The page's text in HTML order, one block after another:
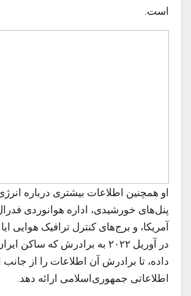
است.
او همچنین اطلاعات بیشتری درباره
پنل‌های خورشیدی، اداره هوانوردی
آمریکا، و برج‌های کنترل ترافیک هوایی
در آوریل ۲۰۲۲ به برادرش که ساکن
داده، تا برادرش آن اطلاعات را از جانب
اطلاعاتی جمهوری‌اسلامی ارائه دهد.